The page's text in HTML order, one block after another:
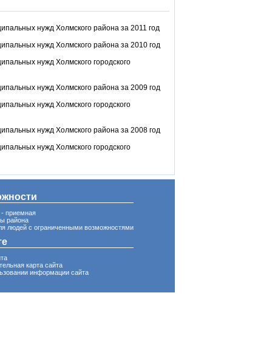
нужд Холмского района за 2011 год
нужд Холмского района за 2010 год
нужд Холмского городского
нужд Холмского района за 2009 год
нужд Холмского городского
нужд Холмского района за 2008 год
нужд Холмского городского
- приемная
района
людей с ограниченными возможностями
карта сайта
информации сайта